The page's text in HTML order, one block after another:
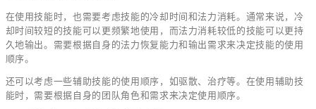
在使用技能时，也需要考虑技能的冷却时间和法力消耗。通常来说，冷
却时间较短的技能可以更频繁地使用，而法力消耗较低的技能可以更持
久地输出。需要根据自身的法力恢复能力和输出需求来决定技能的使用
顺序。
还可以考虑一些辅助技能的使用顺序，如驱散、治疗等。在使用辅助技
能时，需要根据自身的团队角色和需求来决定使用顺序。